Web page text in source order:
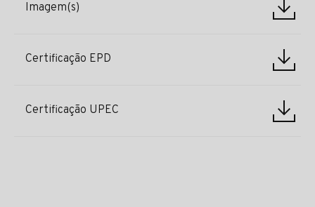
Imagem(s)
Certificação EPD
Certificação UPEC